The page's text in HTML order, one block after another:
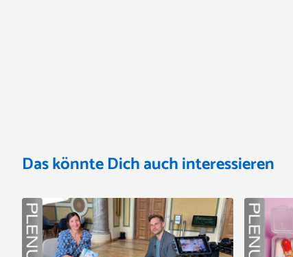
Das könnte Dich auch interessieren